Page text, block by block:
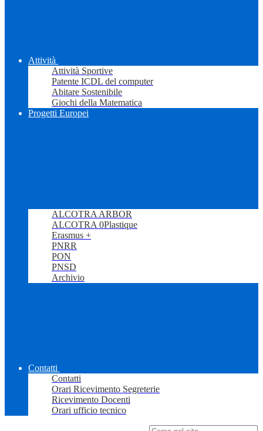
Attività
Attività Sportive
Patente ICDL del computer
Abitare Sostenibile
Giochi della Matematica
Progetti Europei
ALCOTRA ARBOR
ALCOTRA 0Plastique
Erasmus +
PNRR
PON
PNSD
Archivio
Contatti
Contatti
Orari Ricevimento Segreterie
Ricevimento Docenti
Orari ufficio tecnico